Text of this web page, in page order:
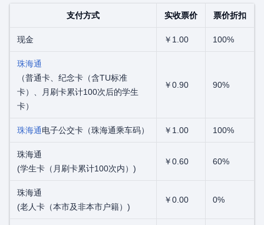
支付方式 实收票价 票价折扣
现金 ￥1.00 100%
珠海通
（普通卡、纪念卡（含TU标准
卡）、月刷卡累计100次后的学生
卡）
￥0.90 90%
珠海通电子公交卡（珠海通乘车码） ￥1.00 100%
珠海通
(学生卡（月刷卡累计100次内）)
￥0.60 60%
珠海通
(老人卡（本市及非本市户籍）)
￥0.00 0%